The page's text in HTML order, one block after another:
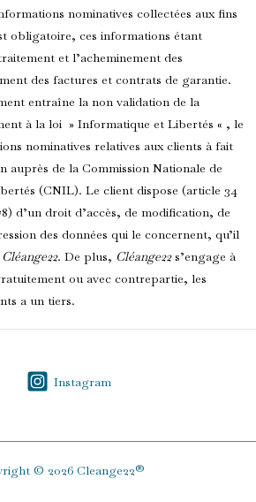
nominatives collectées aux fins
obligatoire, ces informations étant
et l’acheminement des
des factures et contrats de garantie.
entraîne la non validation de la
à la loi » Informatique et Libertés « , le
nominatives relatives aux clients à fait
auprès de la Commission Nationale de
(CNIL). Le client dispose (article 34
d’un droit d’accès, de modification, de
des données qui le concernent, qu’il
Cléange22. De plus, Cléange22s’engage à
ou avec contrepartie, les
a un tiers.
Instagram
© 2026 Cleange22®